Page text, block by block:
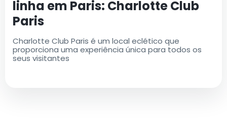
linha em Paris: Charlotte Club
Paris
Charlotte Club Paris é um local eclético que
proporciona uma experiência única para todos os
seus visitantes